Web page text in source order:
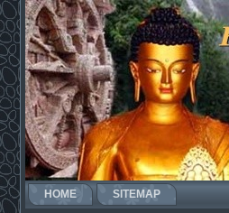
HOME SITEMAP